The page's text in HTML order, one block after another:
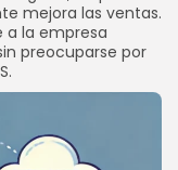
mejora las ventas.
la empresa
preocuparse por